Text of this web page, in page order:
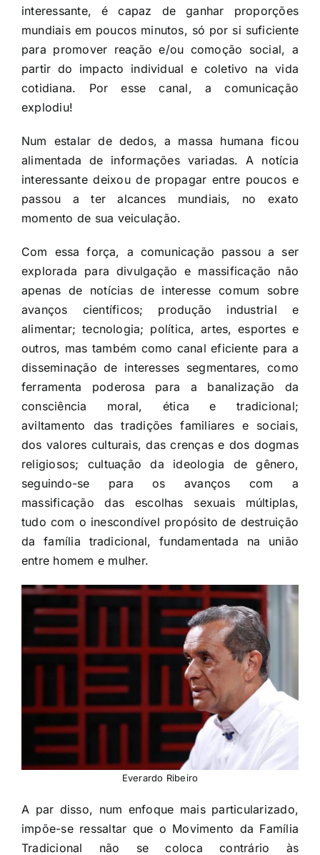
interessante, é capaz de ganhar proporções
mundiais em poucos minutos, só por si suficiente
para promover reação e/ou comoção social, a
partir do impacto individual e coletivo na vida
cotidiana. Por esse canal, a comunicação
explodiu!
Num estalar de dedos, a massa humana ficou
alimentada de informações variadas. A notícia
interessante deixou de propagar entre poucos e
passou a ter alcances mundiais, no exato
momento de sua veiculação.
Com essa força, a comunicação passou a ser
explorada para divulgação e massificação não
apenas de notícias de interesse comum sobre
avanços científicos; produção industrial e
alimentar; tecnologia; política, artes, esportes e
outros, mas também como canal eficiente para a
disseminação de interesses segmentares, como
ferramenta poderosa para a banalização da
consciência moral, ética e tradicional;
aviltamento das tradições familiares e sociais,
dos valores culturais, das crenças e dos dogmas
religiosos; cultuação da ideologia de gênero,
seguindo-se para os avanços com a
massificação das escolhas sexuais múltiplas,
tudo com o inescondível propósito de destruição
da família tradicional, fundamentada na união
entre homem e mulher.
Everardo Ribeiro
A par disso, num enfoque mais particularizado,
impõe-se ressaltar que o Movimento da Família
Tradicional não se coloca contrário às